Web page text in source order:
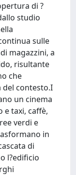
di ?
studio
sulle
magazzini, a
risultante
che
contesto.I
un cinema
e taxi, caffè,
verdi e
in
di
l?edificio